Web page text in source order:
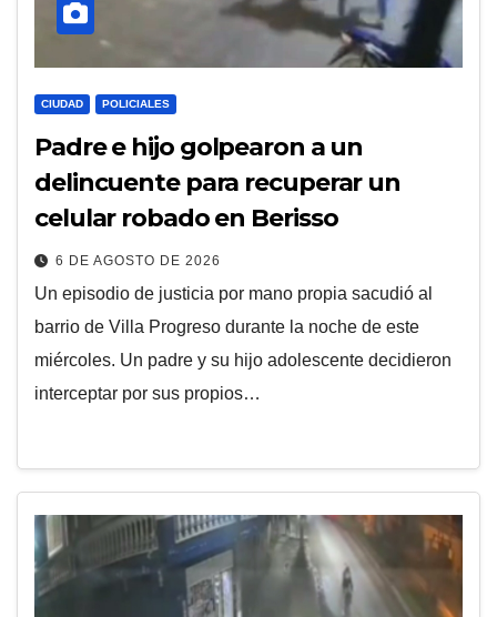
CIUDAD POLICIALES
Padre e hijo golpearon a un
delincuente para recuperar un
celular robado en Berisso
6 DE AGOSTO DE 2026
Un episodio de justicia por mano propia sacudió al
barrio de Villa Progreso durante la noche de este
miércoles. Un padre y su hijo adolescente decidieron
interceptar por sus propios…